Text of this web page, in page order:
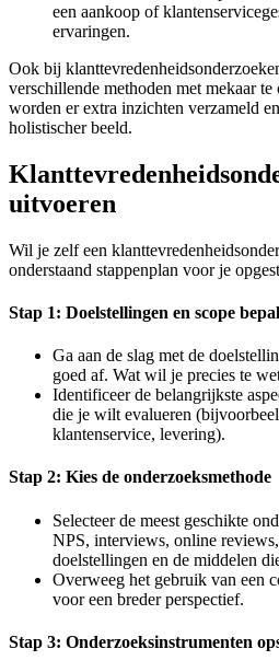
een aankoop of
ervaringen.
Ook bij
verschillende methoden met mekaar
worden er extra inzichten verzameld
holistischer beeld.
uitvoeren
Wil je zelf een
onderstaand stappenplan voor je
Stap 1: Doelstellingen en scope
Ga aan de slag met de
goed af. Wat wil je precies te
Identificeer de belangrijkste
die je wilt evalueren
klantenservice, levering).
Stap 2: Kies de onderzoeksmethode
Selecteer de meest geschikte
NPS, interviews, online
doelstellingen en de middelen
Overweeg het gebruik van een
voor een breder perspectief.
Stap 3: Onderzoeksinstrumenten